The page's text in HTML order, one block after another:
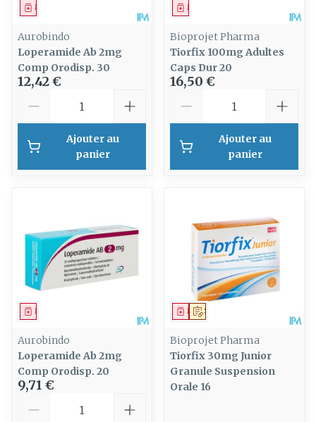
Médicament
Aurobindo
Loperamide Ab 2mg
Comp Orodisp. 30
12,42 €
Ajouter au
panier
Médicament
Bioprojet Pharma
Tiorfix 100mg Adultes
Caps Dur 20
16,50 €
Ajouter au
panier
Médicament
Aurobindo
Loperamide Ab 2mg
Comp Orodisp. 20
9,71 €
Sur prescription
Médicament
Bioprojet Pharma
Tiorfix 30mg Junior
Granule Suspension
Orale 16